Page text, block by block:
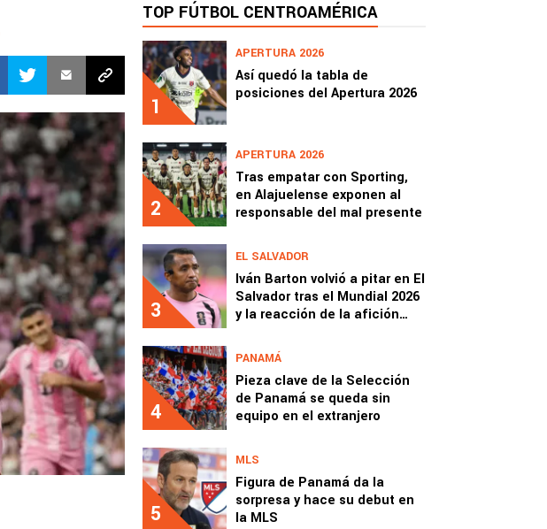
TOP FÚTBOL CENTROAMÉRICA
1
APERTURA 2026
Así quedó la tabla de
posiciones del Apertura 2026
2
APERTURA 2026
Tras empatar con Sporting,
en Alajuelense exponen al
responsable del mal presente
3
EL SALVADOR
Iván Barton volvió a pitar en El
Salvador tras el Mundial 2026
y la reacción de la afición
4
PANAMÁ
Pieza clave de la Selección
de Panamá se queda sin
equipo en el extranjero
5
MLS
Figura de Panamá da la
sorpresa y hace su debut en
la MLS